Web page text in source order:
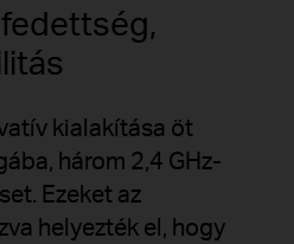
kialakítása öt
három 2,4 GHz-
Ezeket az
helyezték el, hogy